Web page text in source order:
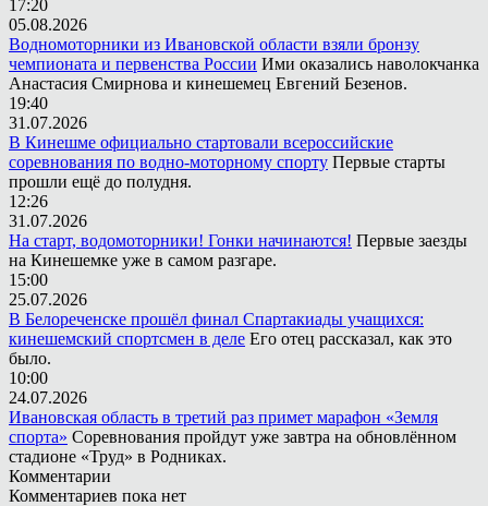
17:20
05.08.2026
Водномоторники из Ивановской области взяли бронзу
чемпионата и первенства России Ими оказались наволокчанка
Анастасия Смирнова и кинешемец Евгений Безенов.
19:40
31.07.2026
В Кинешме официально стартовали всероссийские
соревнования по водно-моторному спорту Первые старты
прошли ещё до полудня.
12:26
31.07.2026
На старт, водомоторники! Гонки начинаются! Первые заезды
на Кинешемке уже в самом разгаре.
15:00
25.07.2026
В Белореченске прошёл финал Спартакиады учащихся:
кинешемский спортсмен в деле Его отец рассказал, как это
было.
10:00
24.07.2026
Ивановская область в третий раз примет марафон «Земля
спорта» Соревнования пройдут уже завтра на обновлённом
стадионе «Труд» в Родниках.
Комментарии
Комментариев пока нет